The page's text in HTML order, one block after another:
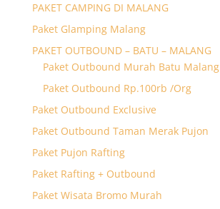
PAKET CAMPING DI MALANG
Paket Glamping Malang
PAKET OUTBOUND – BATU – MALANG
Paket Outbound Murah Batu Malang
Paket Outbound Rp.100rb /Org
Paket Outbound Exclusive
Paket Outbound Taman Merak Pujon
Paket Pujon Rafting
Paket Rafting + Outbound
Paket Wisata Bromo Murah